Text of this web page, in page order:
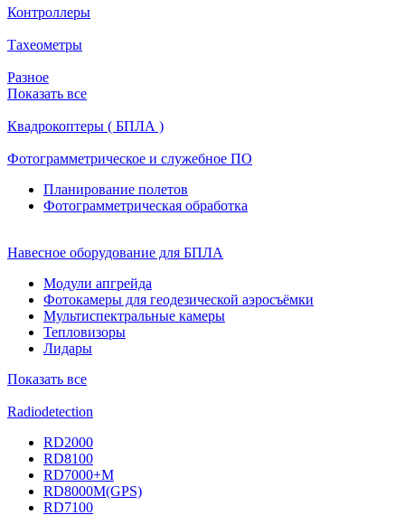
Контроллеры
Тахеометры
Разное
Показать все
Квадрокоптеры ( БПЛА )
Фотограмметрическое и служебное ПО
Планирование полетов
Фотограмметрическая обработка
Навесное оборудование для БПЛА
Модули апгрейда
Фотокамеры для геодезической аэросъёмки
Мультиспектральные камеры
Тепловизоры
Лидары
Показать все
Radiodetection
RD2000
RD8100
RD7000+M
RD8000M(GPS)
RD7100